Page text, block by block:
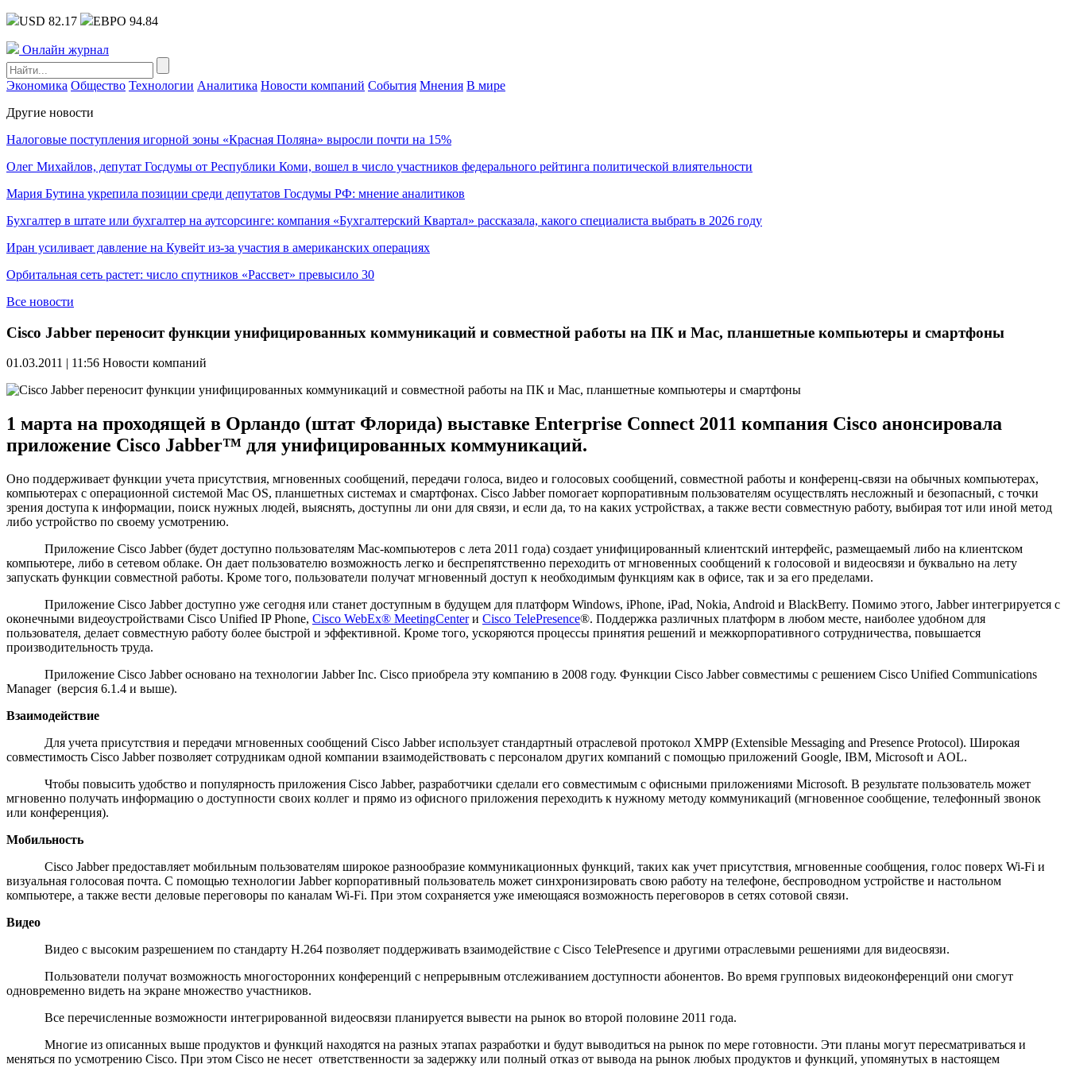
USD 82.17 ЕВРО 94.84
Онлайн журнал
Экономика Общество Технологии Аналитика Новости компаний События Мнения В мире
Другие новости
Налоговые поступления игорной зоны «Красная Поляна» выросли почти на 15%
Олег Михайлов, депутат Госдумы от Республики Коми, вошел в число участников федерального рейтинга политической влиятельности
Мария Бутина укрепила позиции среди депутатов Госдумы РФ: мнение аналитиков
Бухгалтер в штате или бухгалтер на аутсорсинге: компания «Бухгалтерский Квартал» рассказала, какого специалиста выбрать в 2026 году
Иран усиливает давление на Кувейт из-за участия в американских операциях
Орбитальная сеть растет: число спутников «Рассвет» превысило 30
Все новости
Cisco Jabber переносит функции унифицированных коммуникаций и совместной работы на ПК и Mac, планшетные компьютеры и смартфоны
01.03.2011 | 11:56 Новости компаний
1 марта на проходящей в Орландо (штат Флорида) выставке Enterprise Connect 2011 компания Cisco анонсировала
приложение Cisco Jabber™ для унифицированных коммуникаций.
Оно поддерживает функции учета присутствия, мгновенных сообщений, передачи голоса, видео и голосовых сообщений, совместной работы и конференц-связи на обычных компьютерах,
компьютерах с операционной системой Mac OS, планшетных системах и смартфонах. Cisco Jabber помогает корпоративным пользователям осуществлять несложный и безопасный, с точки
зрения доступа к информации, поиск нужных людей, выяснять, доступны ли они для связи, и если да, то на каких устройствах, а также вести совместную работу, выбирая тот или иной метод
либо устройство по своему усмотрению.
Приложение Cisco Jabber (будет доступно пользователям Mac-компьютеров с лета 2011 года) создает унифицированный клиентский интерфейс, размещаемый либо на клиентском
компьютере, либо в сетевом облаке. Он дает пользователю возможность легко и беспрепятственно переходить от мгновенных сообщений к голосовой и видеосвязи и буквально на лету
запускать функции совместной работы. Кроме того, пользователи получат мгновенный доступ к необходимым функциям как в офисе, так и за его пределами.
Приложение Cisco Jabber доступно уже сегодня или станет доступным в будущем для платформ Windows, iPhone, iPad, Nokia, Android и BlackBerry. Помимо этого, Jabber интегрируется с
оконечными видеоустройствами Cisco Unified IP Phone, Cisco WebEx® MeetingCenterи Cisco TelePresence®. Поддержка различных платформ в любом месте, наиболее удобном для
пользователя, делает совместную работу более быстрой и эффективной. Кроме того, ускоряются процессы принятия решений и межкорпоративного сотрудничества, повышается
производительность труда.
Приложение Cisco Jabber основано на технологии Jabber Inc. Cisco приобрела эту компанию в 2008 году. Функции Cisco Jabber совместимы с решением Cisco Unified Communications
Manager (версия 6.1.4 и выше).
Взаимодействие
Для учета присутствия и передачи мгновенных сообщений Cisco Jabber использует стандартный отраслевой протокол XMPP (Extensible Messaging and Presence Protocol). Широкая
совместимость Cisco Jabber позволяет сотрудникам одной компании взаимодействовать с персоналом других компаний с помощью приложений Google, IBM, Microsoft и AOL.
Чтобы повысить удобство и популярность приложения Cisco Jabber, разработчики сделали его совместимым с офисными приложениями Microsoft. В результате пользователь может
мгновенно получать информацию о доступности своих коллег и прямо из офисного приложения переходить к нужному методу коммуникаций (мгновенное сообщение, телефонный звонок
или конференция).
Мобильность
Cisco Jabber предоставляет мобильным пользователям широкое разнообразие коммуникационных функций, таких как учет присутствия, мгновенные сообщения, голос поверх Wi-Fi и
визуальная голосовая почта. С помощью технологии Jabber корпоративный пользователь может синхронизировать свою работу на телефоне, беспроводном устройстве и настольном
компьютере, а также вести деловые переговоры по каналам Wi-Fi. При этом сохраняется уже имеющаяся возможность переговоров в сетях сотовой связи.
Видео
Видео с высоким разрешением по стандарту H.264 позволяет поддерживать взаимодействие с Cisco TelePresence и другими отраслевыми решениями для видеосвязи.
Пользователи получат возможность многосторонних конференций с непрерывным отслеживанием доступности абонентов. Во время групповых видеоконференций они смогут
одновременно видеть на экране множество участников.
Все перечисленные возможности интегрированной видеосвязи планируется вывести на рынок во второй половине 2011 года.
Многие из описанных выше продуктов и функций находятся на разных этапах разработки и будут выводиться на рынок по мере готовности. Эти планы могут пересматриваться и
меняться по усмотрению Cisco. При этом Cisco не несет ответственности за задержку или полный отказ от вывода на рынок любых продуктов и функций, упомянутых в настоящем